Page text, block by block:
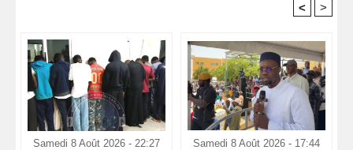
< >
Samedi 8 Août 2026 - 22:27 Samedi 8 Août 2026 - 17:44